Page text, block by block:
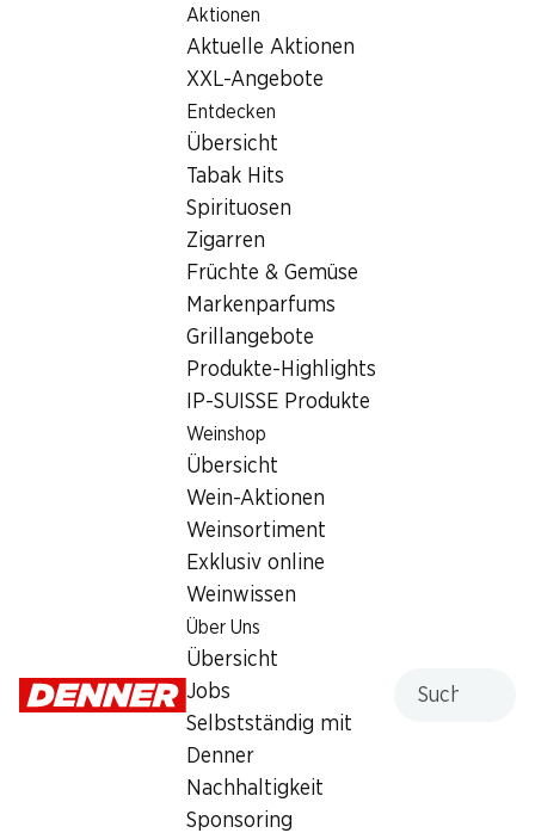
Aktionen
Aktuelle Aktionen
XXL-Angebote
Entdecken
Übersicht
Tabak Hits
Spirituosen
Zigarren
Früchte & Gemüse
Markenparfums
Grillangebote
Produkte-Highlights
IP-SUISSE Produkte
Weinshop
Übersicht
Wein-Aktionen
Weinsortiment
Exklusiv online
Weinwissen
Über Uns
Übersicht
Jobs
Selbstständig mit
Denner
Nachhaltigkeit
Sponsoring
Filialsuche
Denner Filiale Schaffhauserstr. 491, 8052 Zürich
8052 Zürich
Schaffhauserstr. 491, 8052 Zürich
Zur Wegbeschreibung
Öffnungszeiten